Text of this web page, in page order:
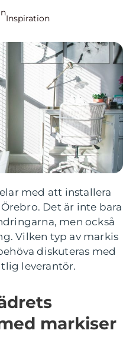
Inspiration
med att installera
Det är inte bara
men också
Vilken typ av markis
diskuteras med
leverantör.
markiser